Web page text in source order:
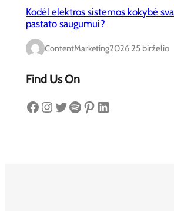
Kodėl elektros sistemos kokybė
pastato saugumui?
ContentMarketing2026 25 birželio
Find Us On
Facebook Instagram Twitter Spotify Pinterest LinkedIn